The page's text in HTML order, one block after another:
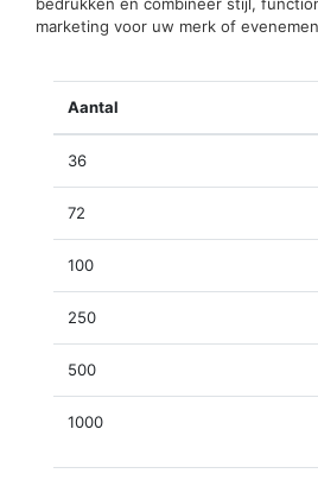
marketing voor uw merk of
Aantal
36
72
100
250
500
1000